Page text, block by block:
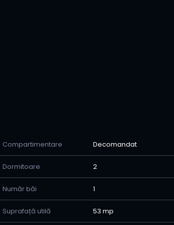
rata ocazia de a te muta într-un apartament
Compartimentare Decomandat
Dormitoare 2
Număr băi 1
Suprafață utilă 53 mp